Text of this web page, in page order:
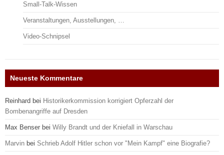
Small-Talk-Wissen
Veranstaltungen, Ausstellungen, …
Video-Schnipsel
Neueste Kommentare
Reinhard bei Historikerkommission korrigiert Opferzahl der
Bombenangriffe auf Dresden
Max Benser bei Willy Brandt und der Kniefall in Warschau
Marvin bei Schrieb Adolf Hitler schon vor "Mein Kampf" eine Biografie?